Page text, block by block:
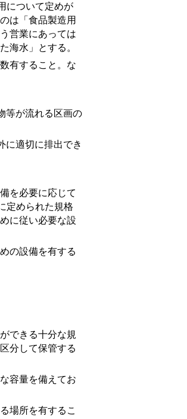
について定めが
は「食品製造用
営業にあっては
海水」とする。
有すること。な
が流れる区画の
適切に排出でき
を必要に応じて
定められた規格
に従い必要な設
の設備を有する
できる十分な規
分して保管する
容量を備えてお
場所を有するこ